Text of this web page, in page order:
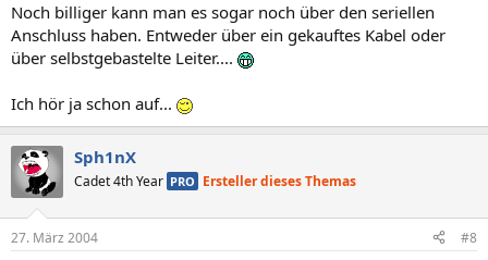
Noch billiger kann man es sogar noch über den seriellen
Anschluss haben. Entweder über ein gekauftes Kabel oder
über selbstgebastelte Leiter....
Ich hör ja schon auf...
Sph1nX
Cadet 4th Year PRO Ersteller dieses Themas
27. März 2004 #8